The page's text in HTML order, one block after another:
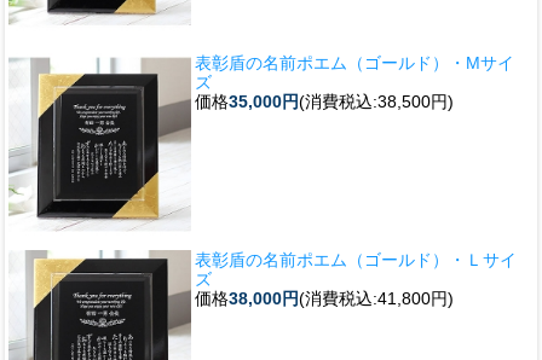
表彰盾の名前ポエム（ゴールド）・Mサイ
ズ
価格35,000円(消費税込:38,500円)
表彰盾の名前ポエム（ゴールド）・Ｌサイ
ズ
価格38,000円(消費税込:41,800円)